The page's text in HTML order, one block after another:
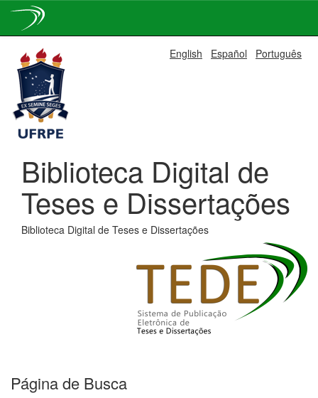
navigation
English Español Português
Biblioteca Digital de
Teses e Dissertações
Biblioteca Digital de Teses e Dissertações
Página de Busca